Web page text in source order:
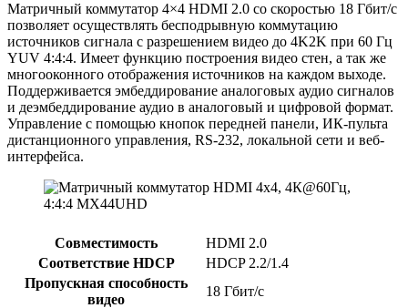
Матричный коммутатор 4×4 HDMI 2.0 со скоростью 18 Гбит/с
позволяет осуществлять бесподрывную коммутацию
источников сигнала с разрешением видео до 4K2K при 60 Гц
YUV 4:4:4. Имеет функцию построения видео стен, а так же
многооконного отображения источников на каждом выходе.
Поддерживается эмбеддирование аналоговых аудио сигналов
и деэмбеддирование аудио в аналоговый и цифровой формат.
Управление с помощью кнопок передней панели, ИК-пульта
дистанционного управления, RS-232, локальной сети и веб-
интерфейса.
Совместимость
HDMI 2.0
Соответствие HDCP
HDCP 2.2/1.4
Пропускная способность
видео
18 Гбит/с